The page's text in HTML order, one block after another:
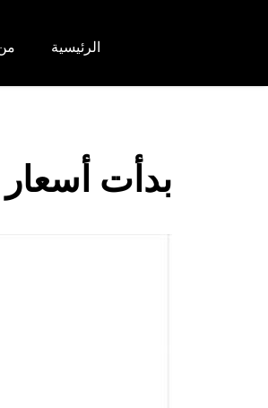
الرئيسية
بدأت أسعار